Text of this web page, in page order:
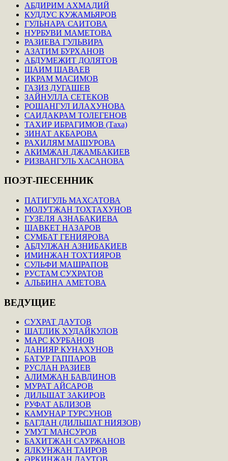
АБДИРИМ АХМАДИЙ
КУДДУС КУЖАМЬЯРОВ
ГУЛЬНАРА САИТОВА
НУРБУВИ МАМЕТОВА
РАЗИЕВА ГУЛЬВИРА
АЗАТИМ БУРХАНОВ
АБДУМЕЖИТ ДОЛЯТОВ
ШАИМ ШАВАЕВ
ИКРАМ МАСИМОВ
ГАЗИЗ ДУГАШЕВ
ЗАЙНУЛЛА СЕТЕКОВ
РОШАНГУЛ ИЛАХУНОВА
САИДАКРАМ ТОЛЕГЕНОВ
ТАХИР ИБРАГИМОВ (Таха)
ЗИНАТ АКБАРОВА
РАХИЛЯМ МАШУРОВА
АКИМЖАН ДЖАМБАКИЕВ
РИЗВАНГУЛЬ ХАСАНОВА
ПОЭТ-ПЕСЕННИК
ПАТИГУЛЬ МАХСАТОВА
МОЛУТЖАН ТОХТАХУНОВ
ГУЗЕЛЯ АЗНАБАКИЕВА
ШАВКЕТ НАЗАРОВ
СУМБАТ ГЕНИЯРОВА
АБДУЛЖАН АЗНИБАКИЕВ
ИМИНЖАН ТОХТИЯРОВ
СУЛЬФИ МАШРАПОВ
РУСТАМ СУХРАТОВ
АЛЬБИНА АМЕТОВА
ВЕДУЩИЕ
СУХРАТ ДАУТОВ
ШАТЛИК ХУДАЙКУЛОВ
МАРС КУРБАНОВ
ДАНИЯР КУНАХУНОВ
БАТУР ГАППАРОВ
РУСЛАН РАЗИЕВ
АЛИМЖАН БАВДИНОВ
МУРАТ АЙСАРОВ
ДИЛЬШАТ ЗАКИРОВ
РУФАТ АБЛИЗОВ
КАМУНАР ТУРСУНОВ
БАГДАН (ДИЛЬШАТ НИЯЗОВ)
УМУТ МАНСУРОВ
БАХИТЖАН САУРЖАНОВ
ЯЛКУНЖАН ТАИРОВ